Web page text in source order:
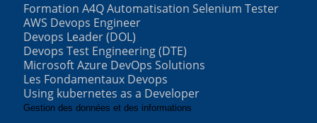
Formation A4Q Automatisation Selenium Tester
AWS Devops Engineer
Devops Leader (DOL)
Devops Test Engineering (DTE)
Microsoft Azure DevOps Solutions
Les Fondamentaux Devops
Using kubernetes as a Developer
Gestion des données et des informations